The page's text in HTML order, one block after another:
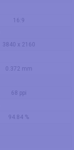
16:9
3840 x 2160
0.372 mm
68 ppi
94.84 %